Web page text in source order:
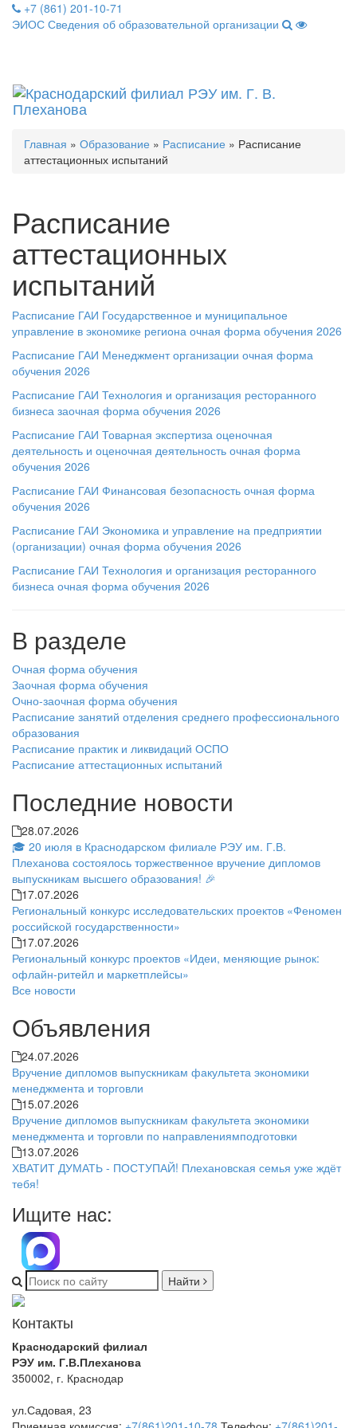
+7 (861) 201-10-71
ЭИОС Сведения об образовательной организации
Главная » Образование » Расписание » Расписание
аттестационных испытаний
Расписание
аттестационных
испытаний
Расписание ГАИ Государственное и муниципальное
управление в экономике региона очная форма обучения 2026
Расписание ГАИ Менеджмент организации очная форма
обучения 2026
Расписание ГАИ Технология и организация ресторанного
бизнеса заочная форма обучения 2026
Расписание ГАИ Товарная экспертиза оценочная
деятельность и оценочная деятельность очная форма
обучения 2026
Расписание ГАИ Финансовая безопасность очная форма
обучения 2026
Расписание ГАИ Экономика и управление на предприятии
(организации) очная форма обучения 2026
Расписание ГАИ Технология и организация ресторанного
бизнеса очная форма обучения 2026
В разделе
Очная форма обучения
Заочная форма обучения
Очно-заочная форма обучения
Расписание занятий отделения среднего профессионального
образования
Расписание практик и ликвидаций ОСПО
Расписание аттестационных испытаний
Последние новости
28.07.2026
🎓 20 июля в Краснодарском филиале РЭУ им. Г.В.
Плеханова состоялось торжественное вручение дипломов
выпускникам высшего образования! 🎉
17.07.2026
Региональный конкурс исследовательских проектов «Феномен
российской государственности»
17.07.2026
Региональный конкурс проектов «Идеи, меняющие рынок:
офлайн-ритейл и маркетплейсы»
Все новости
Объявления
24.07.2026
Вручение дипломов выпускникам факультета экономики
менеджмента и торговли
15.07.2026
Вручение дипломов выпускникам факультета экономики
менеджмента и торговли по направлениямподготовки
13.07.2026
ХВАТИТ ДУМАТЬ - ПОСТУПАЙ! Плехановская семья уже ждёт
тебя!
Ищите нас:
Найти
Контакты
Краснодарский филиал
РЭУ им. Г.В.Плеханова
350002, г. Краснодар
ул.Садовая, 23